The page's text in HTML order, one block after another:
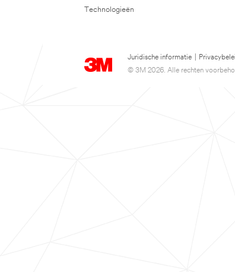
Technologieën
Juridische informatie
© 3M 2026. Alle rechten